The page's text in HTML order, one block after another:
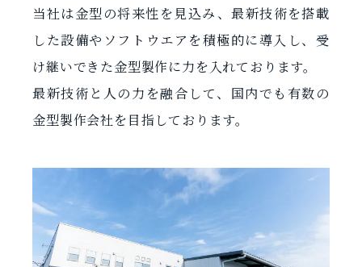
当社は金型の将来性を見込み、最新技術を搭載
した設備やソフトウエアを積極的に導入し、受
け継いできた金型製作に力を入れております。
最新技術と人の力を融合して、国内でも有数の
金型製作会社を目指しております。